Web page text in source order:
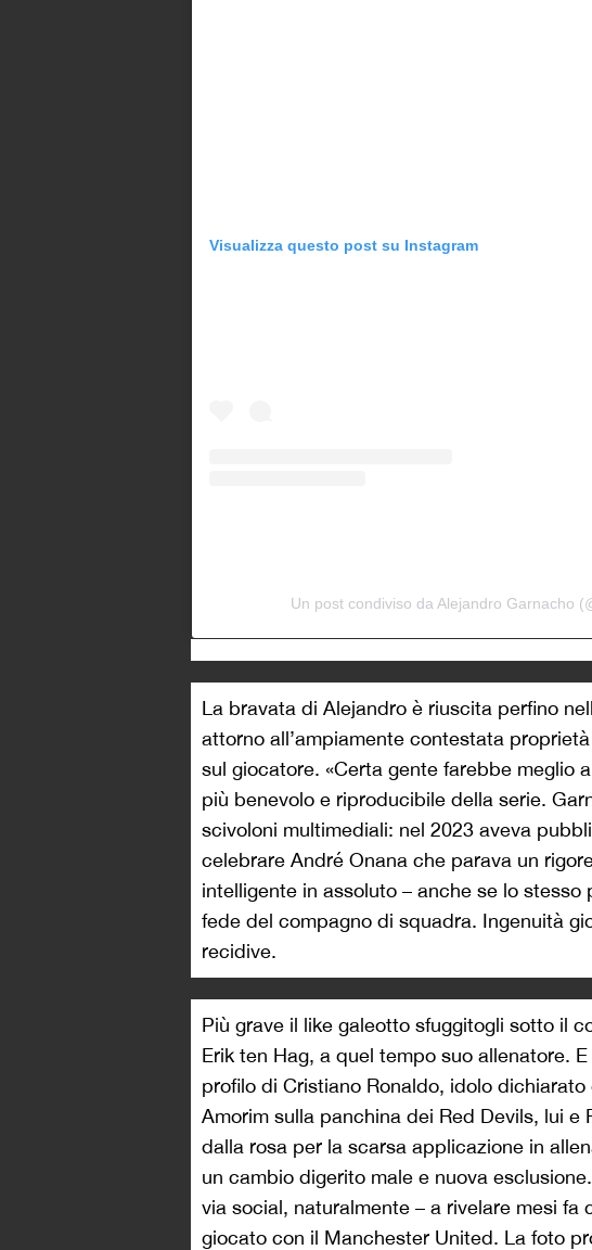
Visualizza questo post su Instagram
Un post condiviso da Alejandro Garnacho
La bravata di Alejandro è riuscita perfino
attorno all’ampiamente contestata
sul giocatore. «Certa gente farebbe meglio
più benevolo e riproducibile della serie.
scivoloni multimediali: nel 2023 aveva
celebrare André Onana che parava un
intelligente in assoluto – anche se lo stesso
fede del compagno di squadra. Ingenuità
recidive.
Più grave il like galeotto sfuggitogli sotto il
Erik ten Hag, a quel tempo suo allenatore.
profilo di Cristiano Ronaldo, idolo
Amorim sulla panchina dei Red Devils, lui
dalla rosa per la scarsa applicazione in
un cambio digerito male e nuova
via social, naturalmente – a rivelare mesi fa
giocato con il Manchester United. La foto